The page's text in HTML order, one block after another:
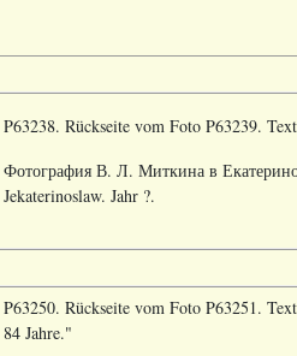
P63238. Rückseite vom Foto P63239.
Фотография В. Л. Миткина в
Jekaterinoslaw. Jahr ?.
P63250. Rückseite vom Foto P63251.
84 Jahre."